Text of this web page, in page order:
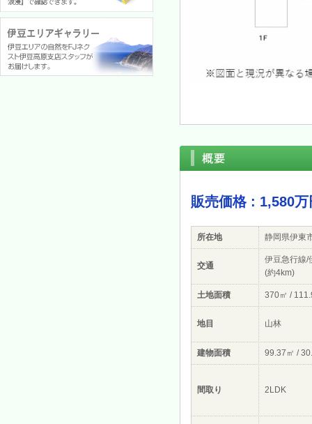
販売価格 : 1,580万
所在地 静岡県伊東
交通
伊豆急行線/
(約4km)
土地面積 370㎡ /
地目 山林
建物面積 99.37㎡ /
間取り 2LDK